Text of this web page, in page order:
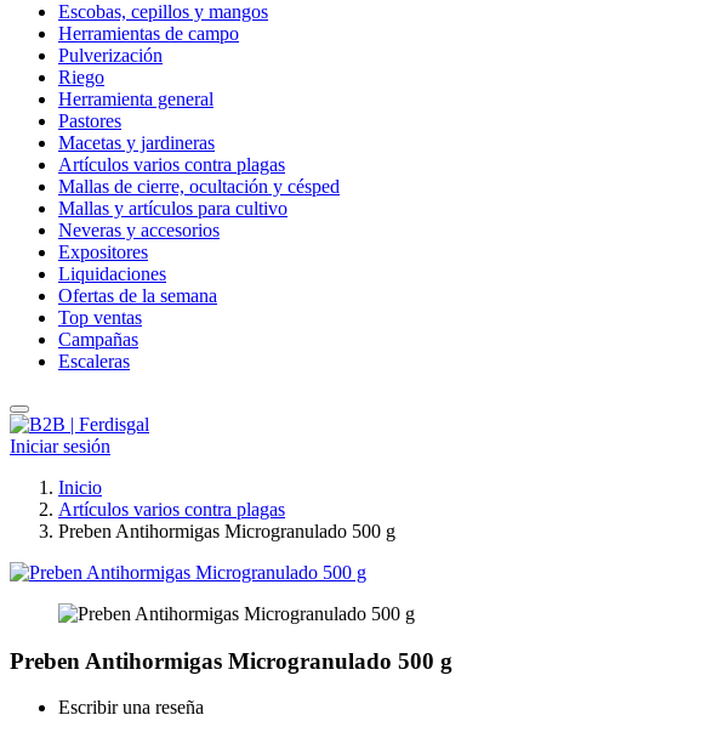
Escobas, cepillos y mangos
Herramientas de campo
Pulverización
Riego
Herramienta general
Pastores
Macetas y jardineras
Artículos varios contra plagas
Mallas de cierre, ocultación y césped
Mallas y artículos para cultivo
Neveras y accesorios
Expositores
Liquidaciones
Ofertas de la semana
Top ventas
Campañas
Escaleras
Iniciar sesión
Inicio
Artículos varios contra plagas
Preben Antihormigas Microgranulado 500 g
Preben Antihormigas Microgranulado 500 g
Escribir una reseña